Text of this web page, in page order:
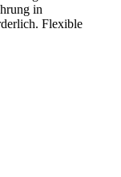
in
Flexible